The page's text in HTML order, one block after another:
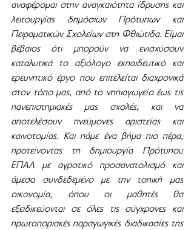
αναφέρομαι στην αναγκαιότητα ίδρυσης και
λειτουργίας δημόσιων Πρότυπων και
Πειραματικών Σχολείων στη Φθιώτιδα. Είμαι
βέβαιος ότι μπορούν να ενισχύσουν
καταλυτικά το αξιόλογο εκπαιδευτικό και
ερευνητικό έργο που επιτελείται διαχρονικά
στον τόπο μας, από το νηπιαγωγείο έως τις
πανεπιστημιακές μας σχολές, και να
αποτελέσουν πνεύμονες αριστείας και
καινοτομίας. Και πάμε ένα βήμα πιο πέρα,
προτείνοντας τη δημιουργία Πρότυπου
ΕΠΑΛ με αγροτικό προσανατολισμό και
άμεσα συνδεδεμένο με την τοπική μας
οικονομία, όπου οι μαθητές θα
εξειδικεύονται σε όλες τις σύγχρονες και
πρωτοποριακές παραγωγικές διαδικασίες της